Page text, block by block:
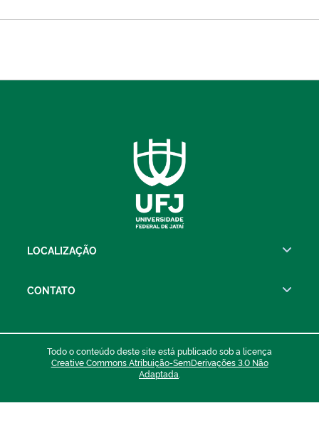
LOCALIZAÇÃO
CONTATO
Todo o conteúdo deste site está publicado sob a licença
Creative Commons Atribuição-SemDerivações 3.0 Não
Adaptada